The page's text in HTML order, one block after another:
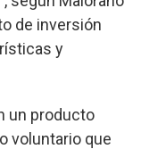
de inversión
y
un producto
voluntario que